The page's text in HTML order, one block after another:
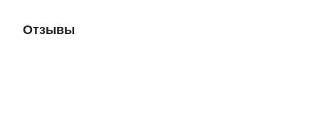
Отзывы